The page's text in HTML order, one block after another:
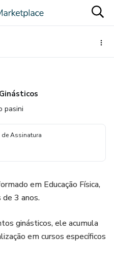
pasini
de Assinatura
em Educação Física,
3 anos.
ginásticos, ele acumula
em cursos específicos